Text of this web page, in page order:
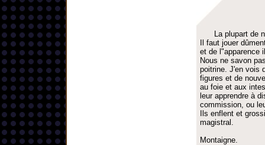
La plupart de
Il faut jouer
et de l"apparence
Nous ne savon
poitrine. J'en vois
figures et de
au foie et aux
leur apprendre à
commission, ou
Ils enflent et
magistral.
Montaigne.